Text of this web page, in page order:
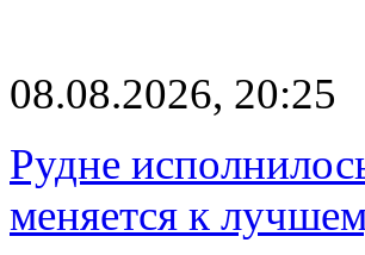
08.08.2026, 20:25
Рудне
меняется к